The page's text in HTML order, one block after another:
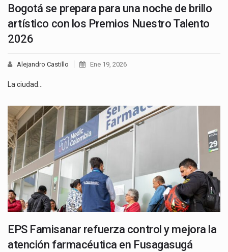
Bogotá se prepara para una noche de brillo
artístico con los Premios Nuestro Talento
2026
Alejandro Castillo Ene 19, 2026
La ciudad…
EPS Famisanar refuerza control y mejora la
atención farmacéutica en Fusagasugá